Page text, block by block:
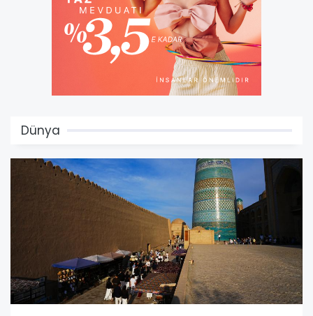
Dünya